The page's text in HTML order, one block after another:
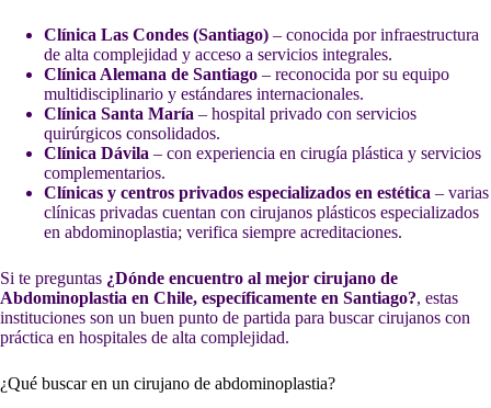
Clínica Las Condes (Santiago) – conocida por infraestructura
de alta complejidad y acceso a servicios integrales.
Clínica Alemana de Santiago – reconocida por su equipo
multidisciplinario y estándares internacionales.
Clínica Santa María – hospital privado con servicios
quirúrgicos consolidados.
Clínica Dávila – con experiencia en cirugía plástica y servicios
complementarios.
Clínicas y centros privados especializados en estética – varias
clínicas privadas cuentan con cirujanos plásticos especializados
en abdominoplastia; verifica siempre acreditaciones.
Si te preguntas ¿Dónde encuentro al mejor cirujano de
Abdominoplastia en Chile, específicamente en Santiago?, estas
instituciones son un buen punto de partida para buscar cirujanos con
práctica en hospitales de alta complejidad.
¿Qué buscar en un cirujano de abdominoplastia?